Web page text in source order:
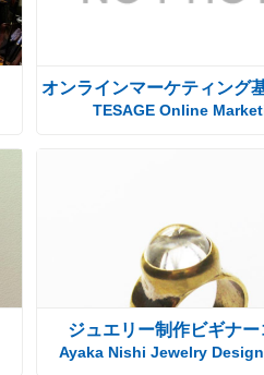
オンラインマーケティング
TESAGE Online
ジュエリー制作ビギナー
Ayaka Nishi Jewelry